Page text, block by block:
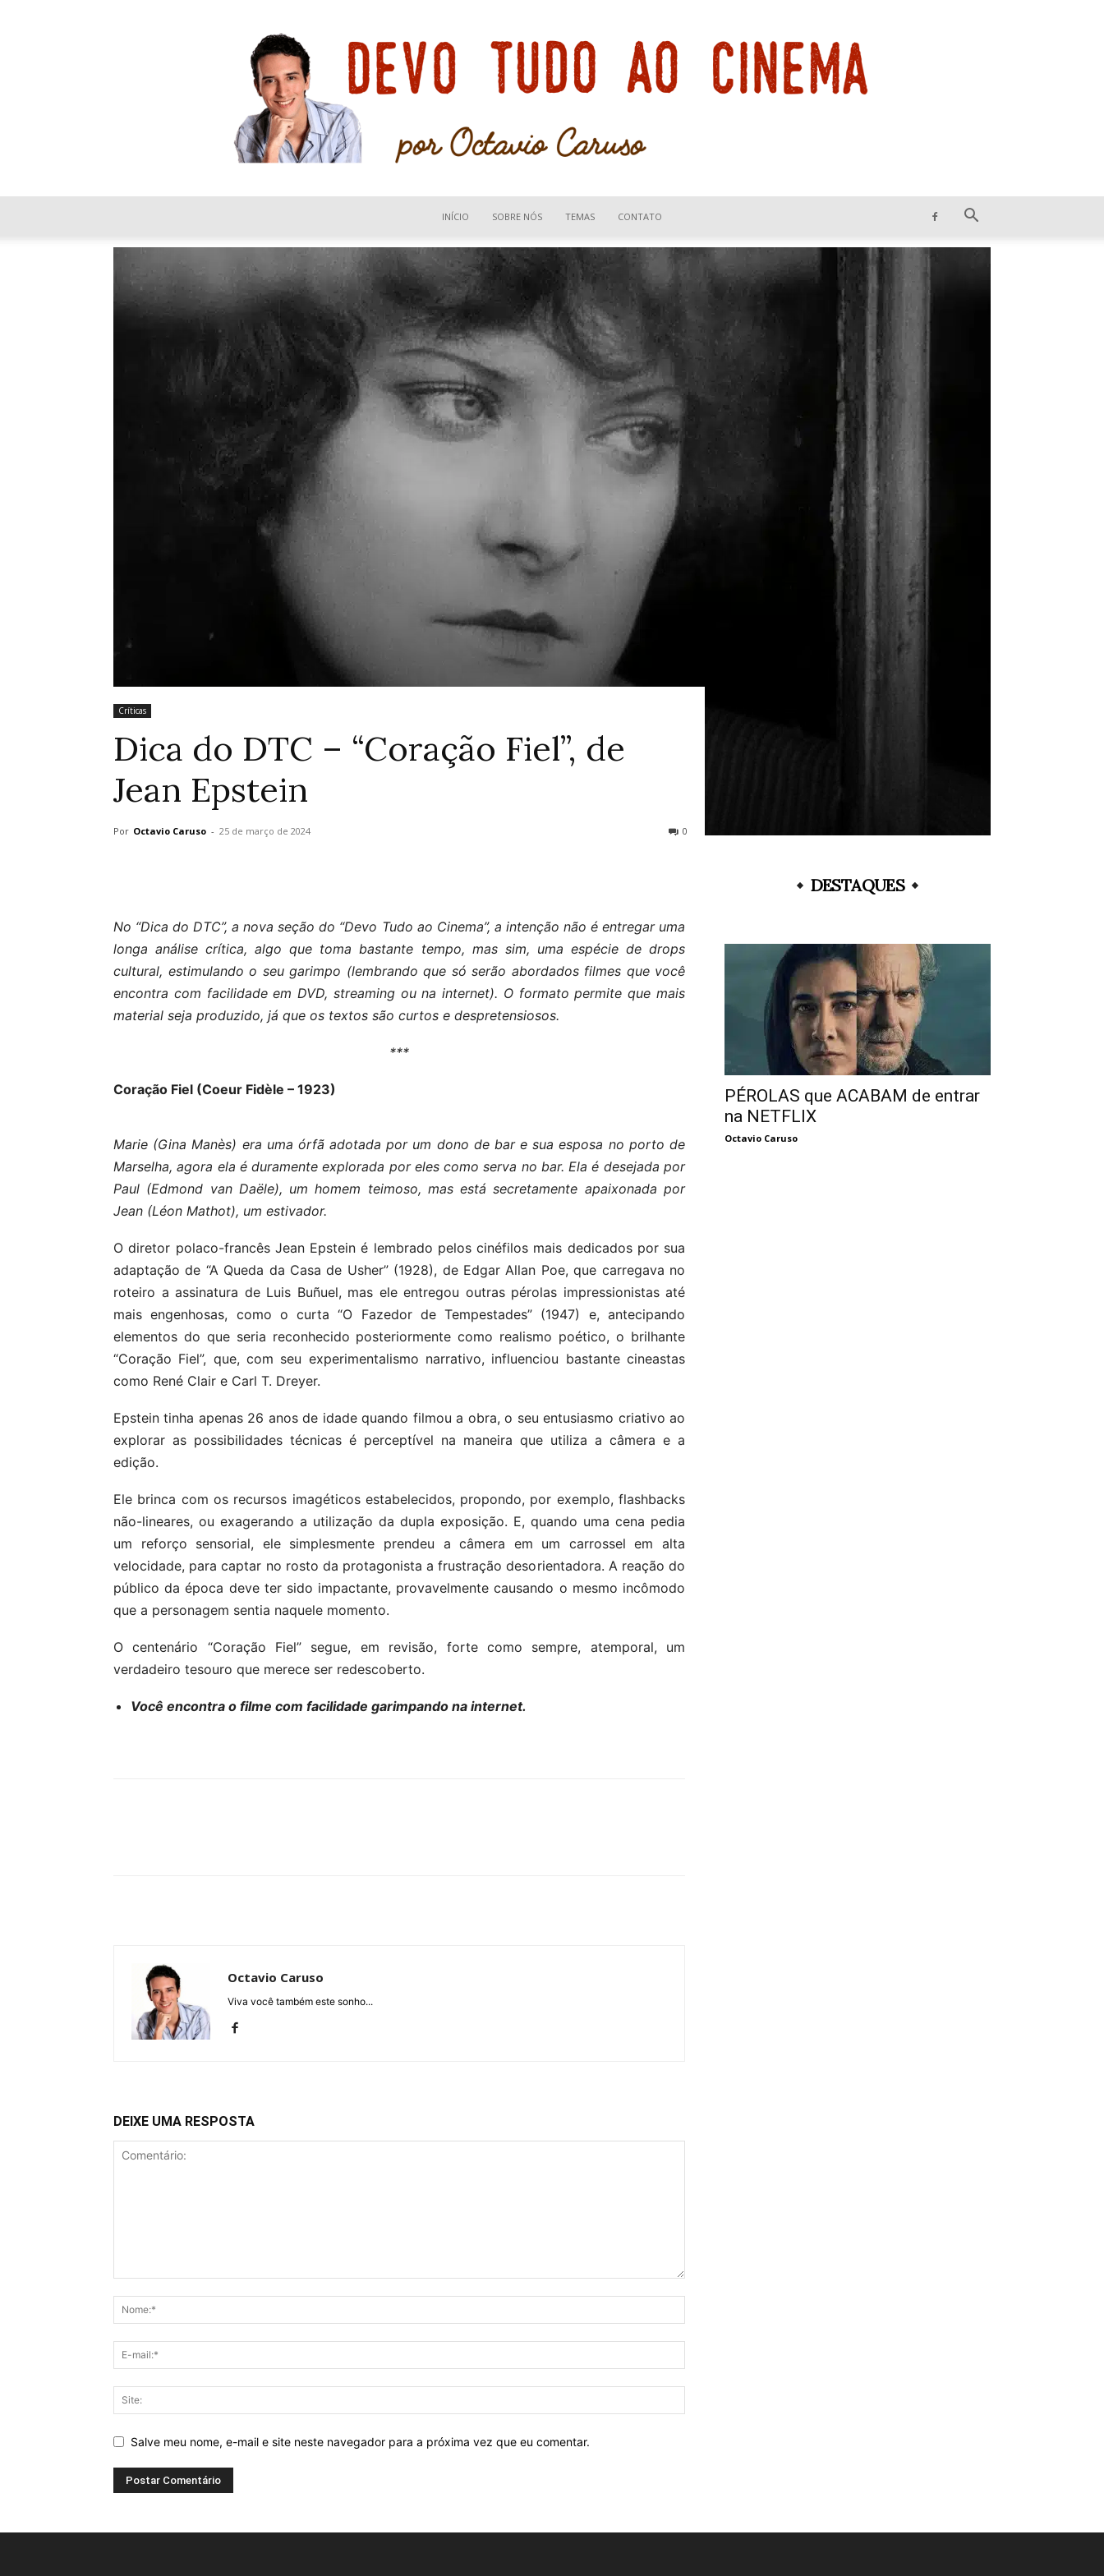
Devo
tudo
Cinema
INÍCIO SOBRE NÓS TEMAS CONTATO
Críticas
Dica do DTC – “Coração Fiel”, de
Jean Epstein
Por Octavio Caruso - 25 de março de 2024 0
No “Dica do DTC”, a nova seção do “Devo Tudo ao Cinema”, a intenção não é entregar uma
longa análise crítica, algo que toma bastante tempo, mas sim, uma espécie de drops
cultural, estimulando o seu garimpo (lembrando que só serão abordados filmes que você
encontra com facilidade em DVD, streaming ou na internet). O formato permite que mais
material seja produzido, já que os textos são curtos e despretensiosos.
***
Coração Fiel (Coeur Fidèle – 1923)
Marie (Gina Manès) era uma órfã adotada por um dono de bar e sua esposa no porto de
Marselha, agora ela é duramente explorada por eles como serva no bar. Ela é desejada por
Paul (Edmond van Daële), um homem teimoso, mas está secretamente apaixonada por
Jean (Léon Mathot), um estivador.
O diretor polaco-francês Jean Epstein é lembrado pelos cinéfilos mais dedicados por sua
adaptação de “A Queda da Casa de Usher” (1928), de Edgar Allan Poe, que carregava no
roteiro a assinatura de Luis Buñuel, mas ele entregou outras pérolas impressionistas até
mais engenhosas, como o curta “O Fazedor de Tempestades” (1947) e, antecipando
elementos do que seria reconhecido posteriormente como realismo poético, o brilhante
“Coração Fiel”, que, com seu experimentalismo narrativo, influenciou bastante cineastas
como René Clair e Carl T. Dreyer.
Epstein tinha apenas 26 anos de idade quando filmou a obra, o seu entusiasmo criativo ao
explorar as possibilidades técnicas é perceptível na maneira que utiliza a câmera e a
edição.
Ele brinca com os recursos imagéticos estabelecidos, propondo, por exemplo, flashbacks
não-lineares, ou exagerando a utilização da dupla exposição. E, quando uma cena pedia
um reforço sensorial, ele simplesmente prendeu a câmera em um carrossel em alta
velocidade, para captar no rosto da protagonista a frustração desorientadora. A reação do
público da época deve ter sido impactante, provavelmente causando o mesmo incômodo
que a personagem sentia naquele momento.
O centenário “Coração Fiel” segue, em revisão, forte como sempre, atemporal, um
verdadeiro tesouro que merece ser redescoberto.
Você encontra o filme com facilidade garimpando na internet.
Octavio Caruso
Viva você também este sonho...
DEIXE UMA RESPOSTA
Salve meu nome, e-mail e site neste navegador para a próxima vez que eu comentar.
DESTAQUES
PÉROLAS que ACABAM de entrar
na NETFLIX
Octavio Caruso